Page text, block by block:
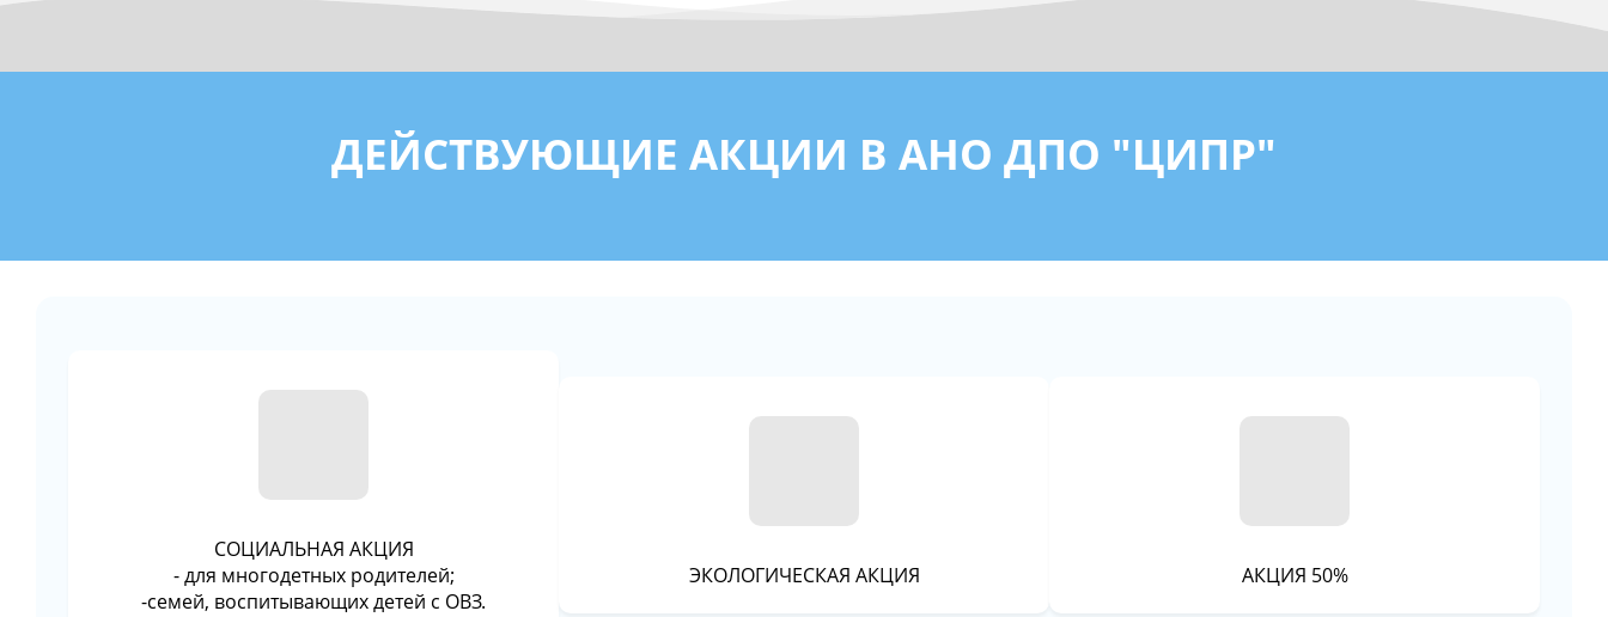
ДЕЙСТВУЮЩИЕ АКЦИИ В АНО ДПО "ЦИПР"
СОЦИАЛЬНАЯ АКЦИЯ
- для многодетных родителей;
-семей, воспитывающих детей с ОВЗ.
ЭКОЛОГИЧЕСКАЯ АКЦИЯ АКЦИЯ 50%